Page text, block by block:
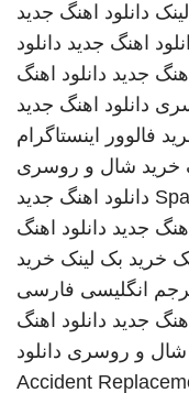
دانلود اهنگ جدید
اهنگ جدید دانلود
جدید دانلود اهنگ
دانلود اهنگ جدید
فالوور اینستاگرام
خرید شال و روسری
دانلود اهنگ جدید
جدید دانلود اهنگ
خرید بک لینک خرید
انگلیسی فارسی
جدید دانلود اهنگ
شال و روسری دانلود
Accident